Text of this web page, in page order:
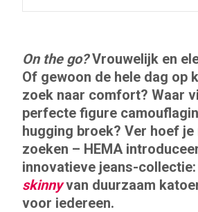
On the go?Vrouwelijk en
Of gewoon de hele dag op
zoek naar comfort? Waar
perfecte figure
hugging broek? Ver hoef
zoeken – HEMA
innovatieve jeans-
skinnyvan duurzaam
voor iedereen.